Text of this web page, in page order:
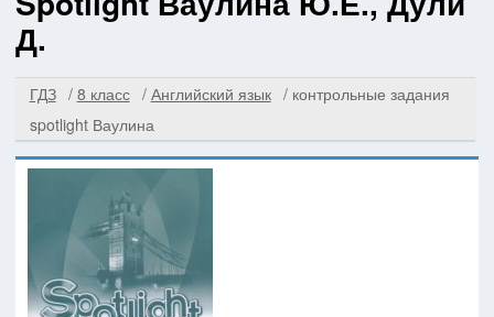
Д.
ГДЗ 8 класс Английский язык
контрольные задания
spotlight Ваулина